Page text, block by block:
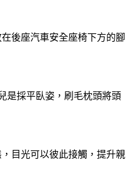
後座汽車安全座椅下方的腳
是採平臥姿，刷毛枕頭將頭
目光可以彼此接觸，提升親